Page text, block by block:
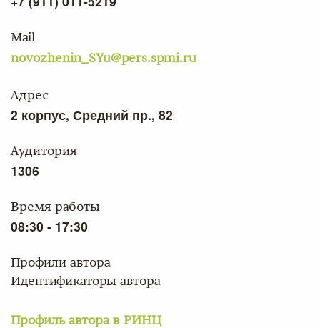
Mail
novozhenin_SYu@pers.spmi.ru
Адрес
2 корпус, Средний пр., 82
Аудитория
1306
Время работы
08:30 - 17:30
Профили автора
Идентификаторы автора
Профиль автора в РИНЦ